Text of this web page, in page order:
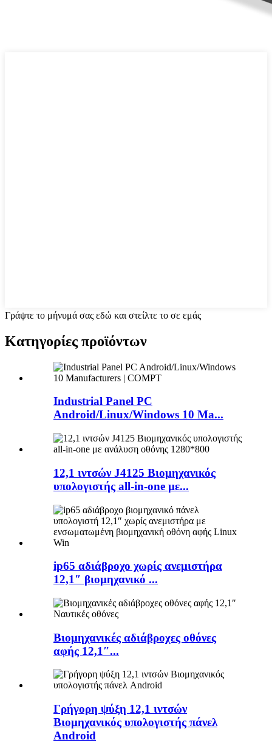
Γράψτε το μήνυμά σας εδώ και στείλτε το σε εμάς
Κατηγορίες προϊόντων
Industrial Panel PC
Android/Linux/Windows 10 Ma...
12,1 ιντσών J4125 Βιομηχανικός
υπολογιστής all-in-one με...
ip65 αδιάβροχο χωρίς ανεμιστήρα
12,1″ βιομηχανικό ...
Βιομηχανικές αδιάβροχες οθόνες
αφής 12,1″...
Γρήγορη ψύξη 12,1 ιντσών
Βιομηχανικός υπολογιστής πάνελ
Android